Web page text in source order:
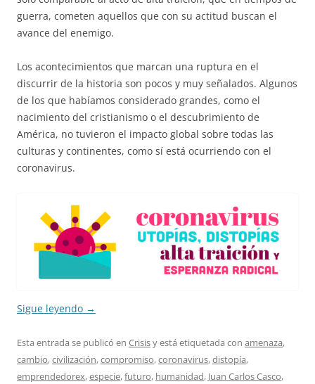
guerra, cometen aquellos que con su actitud buscan el
avance del enemigo.
Los acontecimientos que marcan una ruptura en el
discurrir de la historia son pocos y muy señalados. Algunos
de los que habíamos considerado grandes, como el
nacimiento del cristianismo o el descubrimiento de
América, no tuvieron el impacto global sobre todas las
culturas y continentes, como sí está ocurriendo con el
coronavirus.
Sigue leyendo →
Esta entrada se publicó en Crisisy está etiquetada con amenaza,
cambio,civilización,compromiso,coronavirus,distopía,
emprendedorex,especie,futuro, humanidad, Juan Carlos Casco,